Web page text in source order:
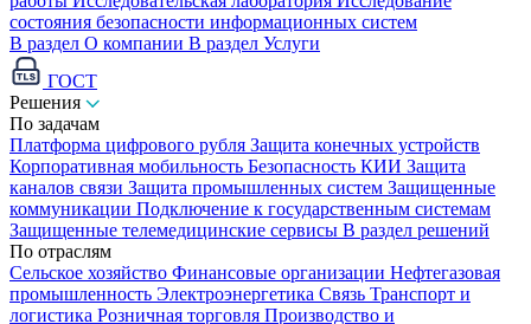
состояния безопасности информационных систем
В раздел О компании В раздел Услуги
ГОСТ
Решения
По задачам
Платформа цифрового рубля Защита конечных устройств
Корпоративная мобильность Безопасность КИИ Защита
каналов связи Защита промышленных систем Защищенные
коммуникации Подключение к государственным системам
Защищенные телемедицинские сервисы В раздел решений
По отраслям
Сельское хозяйство Финансовые организации Нефтегазовая
промышленность Электроэнергетика Связь Транспорт и
логистика Розничная торговля Производство и